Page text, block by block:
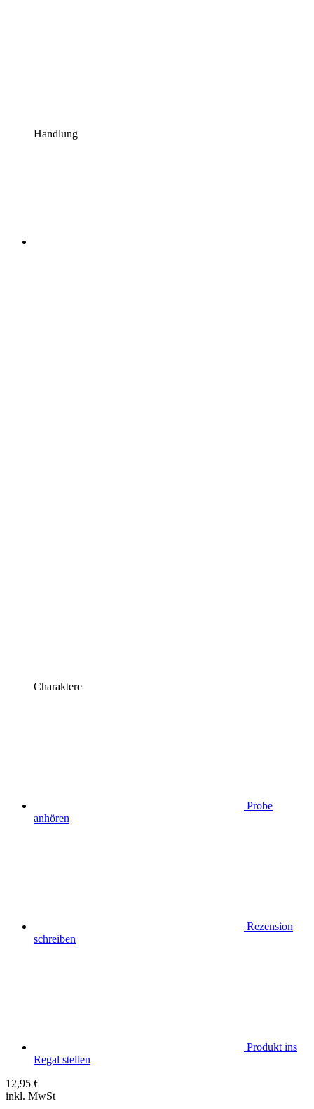
Handlung
Charaktere
Probe
anhören
Rezension
schreiben
Produkt ins
Regal stellen
12,95 €
inkl. MwSt